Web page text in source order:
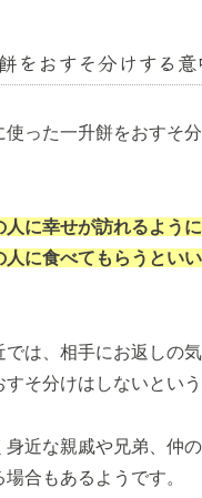
をおすそ分けする意
使った一升餅をおすそ
人に幸せが訪れるよう
人に食べてもらうとい
では、相手にお返しの
そ分けはしないという
身近な親戚や兄弟、仲
合もあるようです。